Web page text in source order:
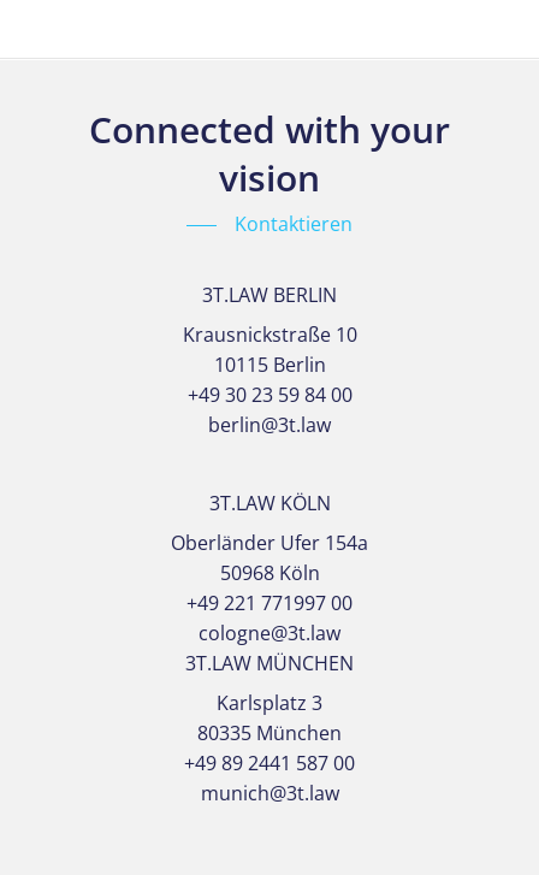
Connected with your
vision
Kontaktieren
3T.LAW BERLIN
Krausnickstraße 10
10115 Berlin
+49 30 23 59 84 00
berlin@3t.law
3T.LAW KÖLN
Oberländer Ufer 154a
50968 Köln
+49 221 771997 00
cologne@3t.law
3T.LAW MÜNCHEN
Karlsplatz 3
80335 München
+49 89 2441 587 00
munich@3t.law